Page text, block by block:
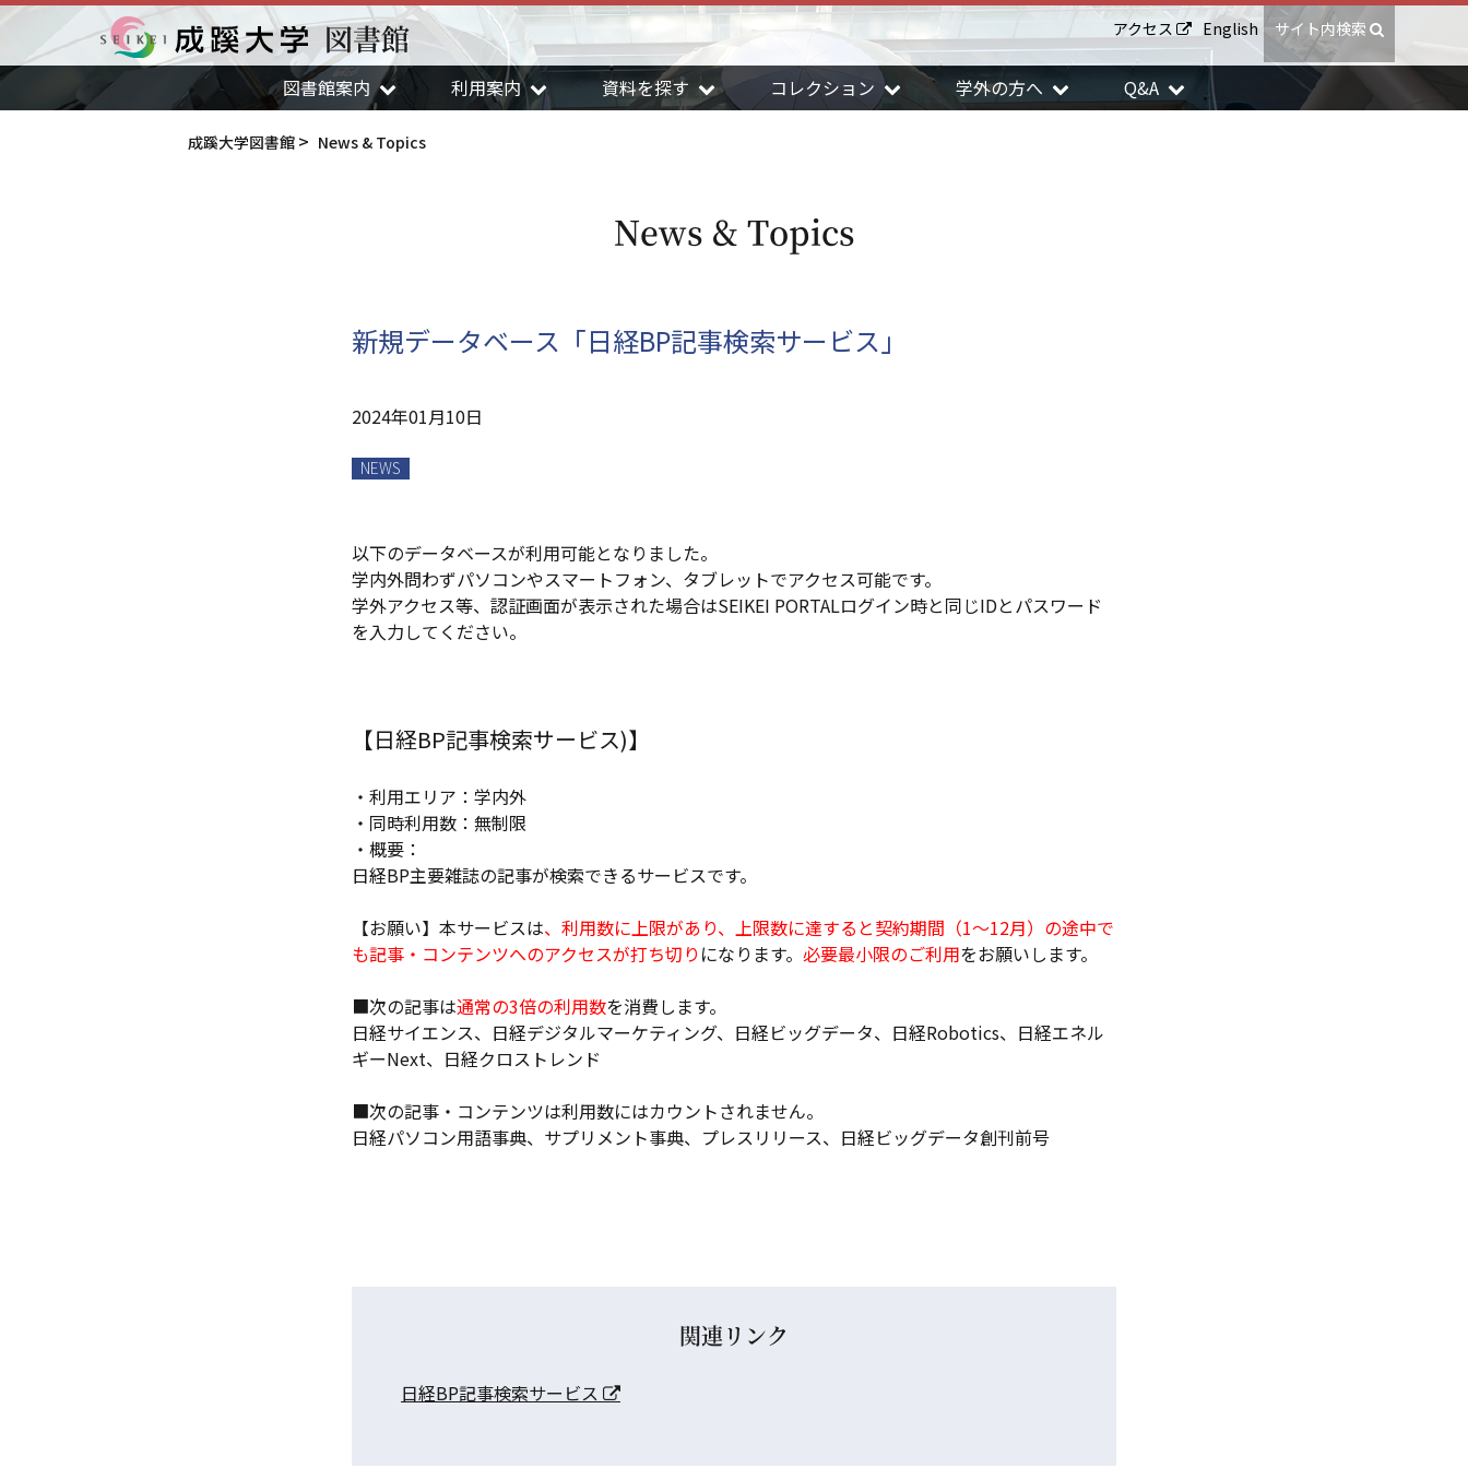
アクセス English サイト内検索
成蹊大学
図書館
図書館案内 利用案内 資料を探す コレクション 学外の方へ Q&A
成蹊大学図書館 News & Topics
News & Topics
新規データベース「日経BP記事検索サービス」
2024年01月10日
NEWS
以下のデータベースが利用可能となりました。
学内外問わずパソコンやスマートフォン、タブレットでアクセス可能です。
学外アクセス等、認証画面が表示された場合はSEIKEI PORTALログイン時と同じIDとパスワード
を入力してください。
【日経BP記事検索サービス)】
・利用エリア：学内外
・同時利用数：無制限
・概要：
日経BP主要雑誌の記事が検索できるサービスです。
【お願い】本サービスは、利用数に上限があり、上限数に達すると契約期間（1～12月）の途中で
も記事・コンテンツへのアクセスが打ち切り になります。 必要最小限のご利用をお願いします。
■次の記事は通常の3倍の利用数を消費します。
日経サイエンス、日経デジタルマーケティング、日経ビッグデータ、日経Robotics、日経エネル
ギーNext、日経クロストレンド
■次の記事・コンテンツは利用数にはカウントされません。
日経パソコン用語事典、サプリメント事典、プレスリリース、日経ビッグデータ創刊前号
関連リンク
日経BP記事検索サービス